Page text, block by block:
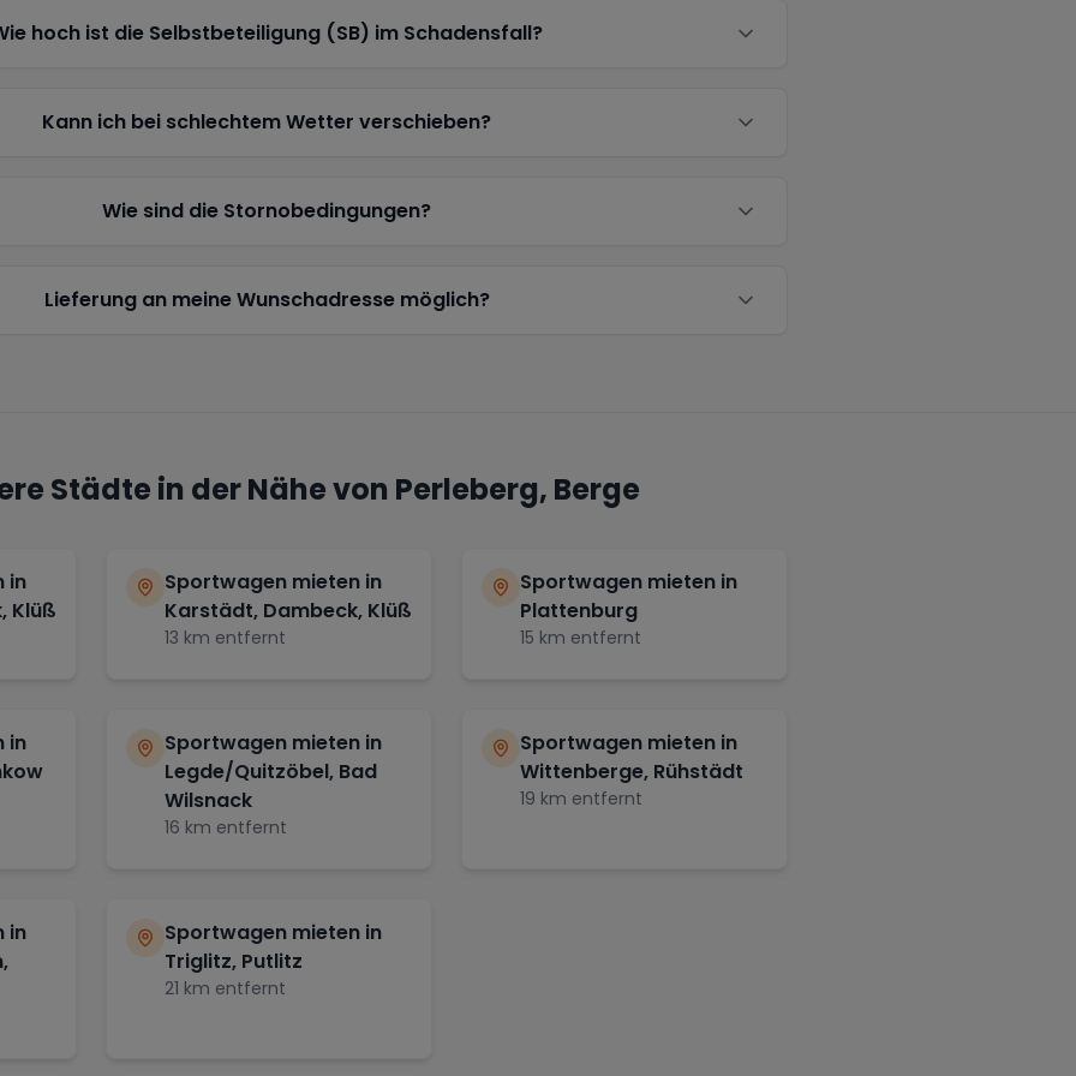
hoch ist die Selbstbeteiligung (SB) im Schadensfall?
Kann ich bei schlechtem Wetter verschieben?
Wie sind die Stornobedingungen?
Lieferung an meine Wunschadresse möglich?
Städte in der Nähe von Perleberg, Berge
in
Klüß
Sportwagen mieten in
Karstädt, Dambeck, Klüß
13 km entfernt
Sportwagen mieten in
Plattenburg
15 km entfernt
in
Sportwagen mieten in
Legde/Quitzöbel, Bad
Wilsnack
16 km entfernt
Sportwagen mieten in
Wittenberge, Rühstädt
19 km entfernt
in
Sportwagen mieten in
Triglitz, Putlitz
21 km entfernt